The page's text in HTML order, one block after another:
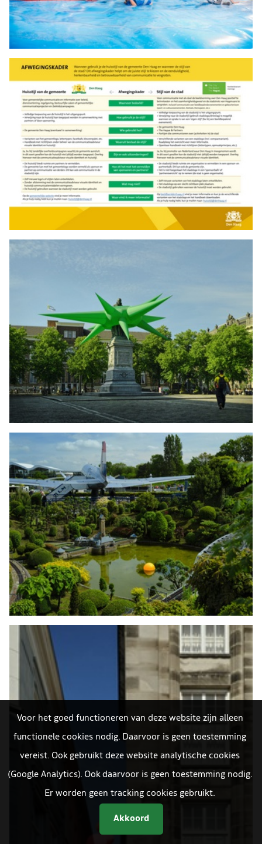
Voor het goed functioneren van deze website zijn alleen
functionele cookies nodig. Daarvoor is geen toestemming
vereist. Ook gebruikt deze website analytische cookies
(Google Analytics). Ook daarvoor is geen toestemming nodig.
Er worden geen tracking cookies gebruikt.
Akkoord